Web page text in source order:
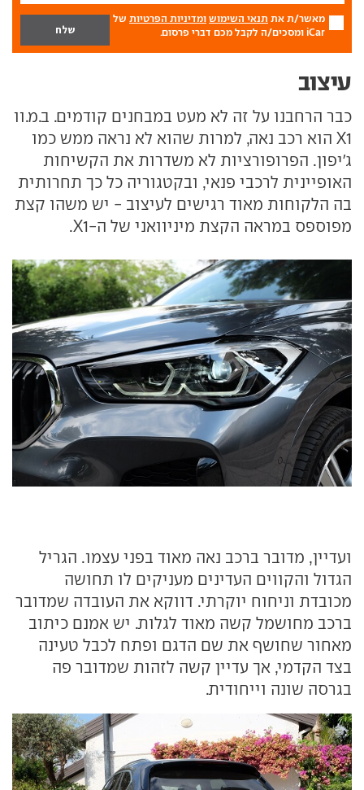
מאשר/ת את תנאי השימוש ומדיניות הפרטיות של
iCar ומסכים/ה לקבל מכם דברי פרסום.
עיצוב
כבר הרחבנו על זה לא מעט במבחנים קודמים. ב.מ.וו
X1 הוא רכב נאה, למרות שהוא לא נראה ממש כמו
ג'יפון. הפרופורציות לא משדרות את הקשיחות
האופיינית לרכבי פנאי, ובקטגוריה כל כך תחרותית
בה הלקוחות מאוד רגישים לעיצוב - יש משהו קצת
מפוספס במראה הקצת מיניוואני של ה-X1.
ועדיין, מדובר ברכב נאה מאוד בפני עצמו. הגריל
הגדול והקווים העדינים מעניקים לו תחושה
מכובדת וניחוח יוקרתי. דווקא את העובדה שמדובר
ברכב מחושמל קשה מאוד לגלות. יש אמנם כיתוב
מאחור שחושף את שם הדגם ופתח לכבל טעינה
בצד הקדמי, אך עדיין קשה לזהות שמדובר פה
בגרסה שונה וייחודית.